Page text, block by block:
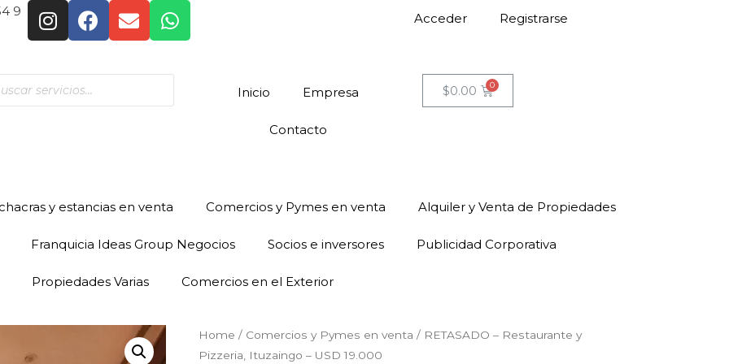
9 Acceder Registrarse
Inicio Empresa
Contacto
$0.00
y estancias en venta Comercios y Pymes en venta Alquiler y Venta de Propiedades
Franquicia Ideas Group Negocios Socios e inversores Publicidad Corporativa
Propiedades Varias Comercios en el Exterior
Home / Comercios y Pymes en venta / RETASADO – Restaurante y
Pizzeria, Ituzaingo – USD 19.000